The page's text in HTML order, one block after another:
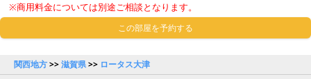
※商用料金については別途ご相談となります。
この部屋を予約する
関西地方>>滋賀県>> ロータス大津